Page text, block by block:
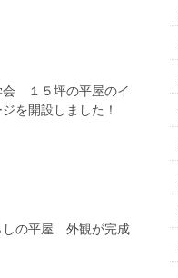
会 １５坪の平屋のイ
を開設しました！
しの平屋 外観が完成